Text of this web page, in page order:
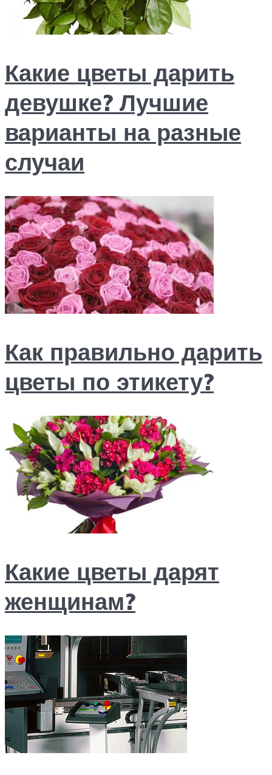
Какие цветы дарить
девушке? Лучшие
варианты на разные
случаи
Как правильно дарить
цветы по этикету?
Какие цветы дарят
женщинам?